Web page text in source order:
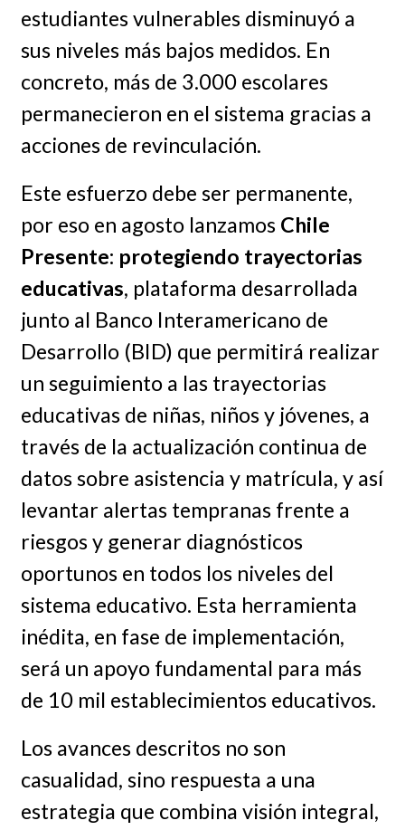
estudiantes vulnerables disminuyó a
sus niveles más bajos medidos. En
concreto, más de 3.000 escolares
permanecieron en el sistema gracias a
acciones de revinculación.
Este esfuerzo debe ser permanente,
por eso en agosto lanzamos Chile
Presente: protegiendo trayectorias
educativas, plataforma desarrollada
junto al Banco Interamericano de
Desarrollo (BID) que permitirá realizar
un seguimiento a las trayectorias
educativas de niñas, niños y jóvenes, a
través de la actualización continua de
datos sobre asistencia y matrícula, y así
levantar alertas tempranas frente a
riesgos y generar diagnósticos
oportunos en todos los niveles del
sistema educativo. Esta herramienta
inédita, en fase de implementación,
será un apoyo fundamental para más
de 10 mil establecimientos educativos.
Los avances descritos no son
casualidad, sino respuesta a una
estrategia que combina visión integral,